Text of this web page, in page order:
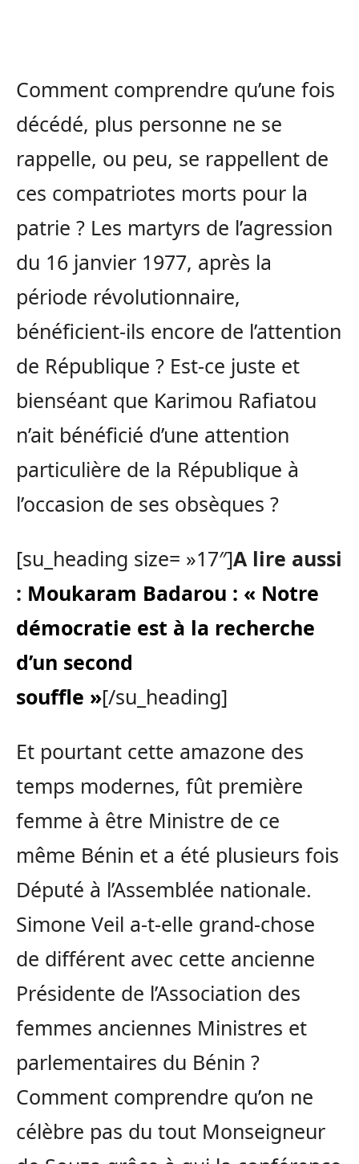
Comment comprendre qu’une fois
décédé, plus personne ne se
rappelle, ou peu, se rappellent de
ces compatriotes morts pour la
patrie ? Les martyrs de l’agression
du 16 janvier 1977, après la
période révolutionnaire,
bénéficient-ils encore de l’attention
de République ? Est-ce juste et
bienséant que Karimou Rafiatou
n’ait bénéficié d’une attention
particulière de la République à
l’occasion de ses obsèques ?
[su_heading size= »17″]A lire aussi
: Moukaram Badarou : « Notre
démocratie est à la recherche
d’un second
souffle »[/su_heading]
Et pourtant cette amazone des
temps modernes, fût première
femme à être Ministre de ce
même Bénin et a été plusieurs fois
Député à l’Assemblée nationale.
Simone Veil a-t-elle grand-chose
de différent avec cette ancienne
Présidente de l’Association des
femmes anciennes Ministres et
parlementaires du Bénin ?
Comment comprendre qu’on ne
célèbre pas du tout Monseigneur